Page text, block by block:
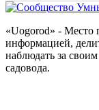
«Uogorod» - Место
информацией,
наблюдать за
садовода.